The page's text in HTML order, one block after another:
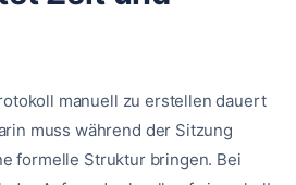
manuell zu erstellen dauert
muss während der Sitzung
formelle Struktur bringen. Bei